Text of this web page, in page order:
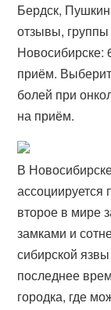
Бердск,
отзывы,
Новосибирске:
приём.
болей при
на приём.
В
ассоциируется
второе в мире
замками и
сибирской
последнее
городка, где